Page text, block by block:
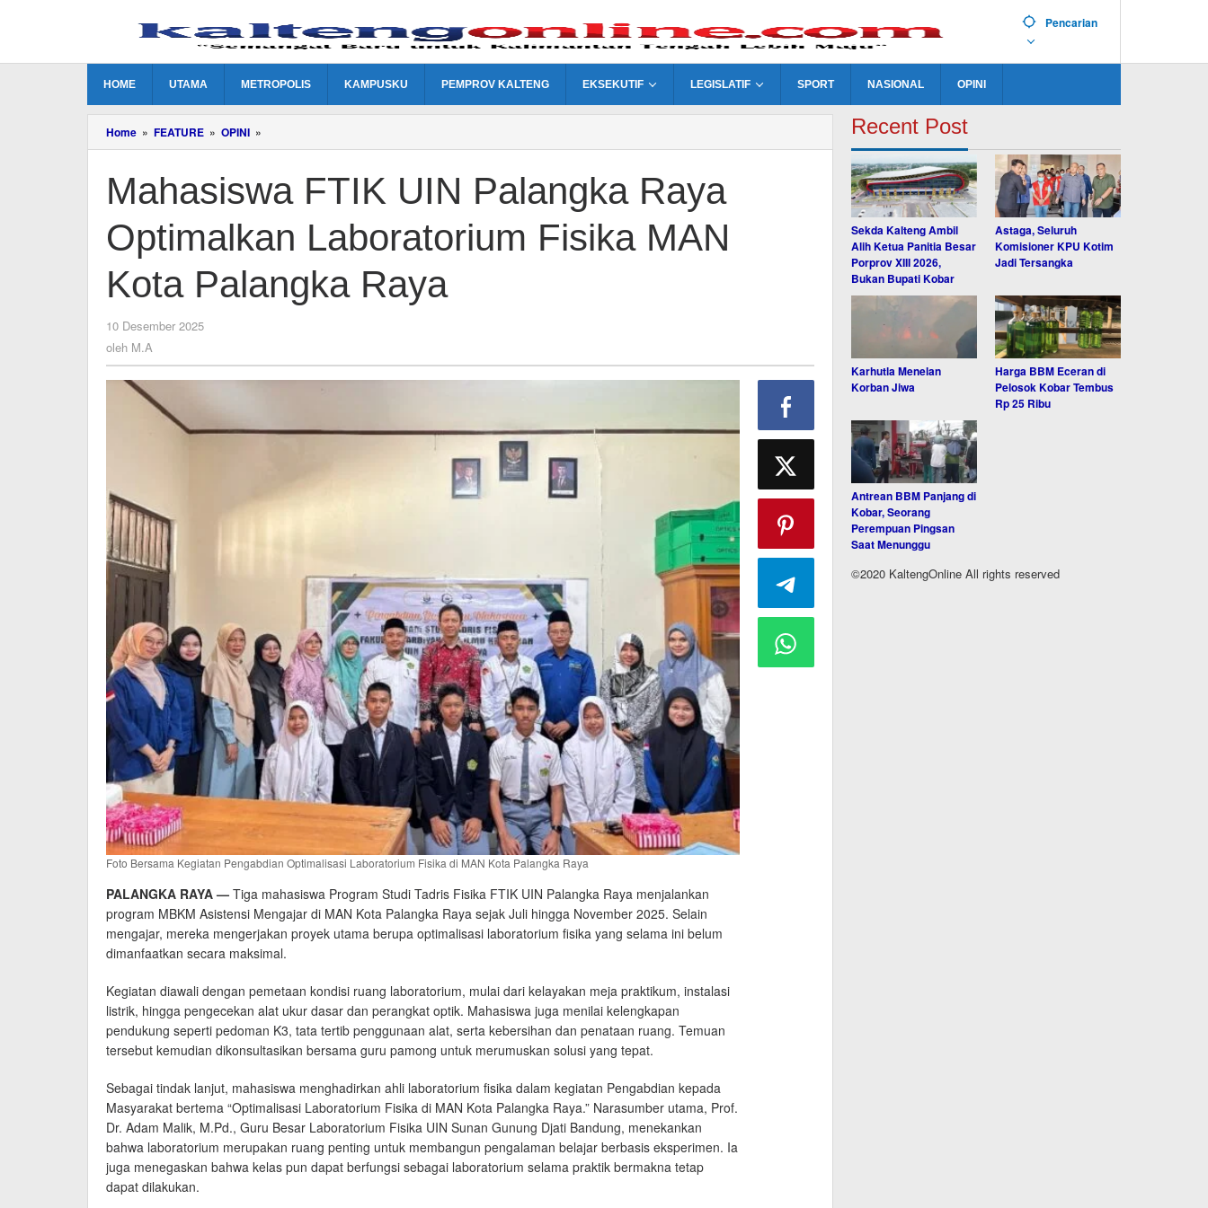
Pencarian
HOME UTAMA METROPOLIS KAMPUSKU PEMPROV KALTENG EKSEKUTIF LEGISLATIF SPORT NASIONAL OPINI
Home » FEATURE » OPINI »
FTIK
Palangka
Raya
Laboratorium
Fisika
Kota
Palangka
Mahasiswa FTIK UIN Palangka Raya
Optimalkan Laboratorium Fisika MAN
Kota Palangka Raya
10 Desember 2025
oleh M.A
Foto Bersama Kegiatan Pengabdian Optimalisasi Laboratorium Fisika di MAN Kota Palangka Raya
PALANGKA RAYA — Tiga mahasiswa Program Studi Tadris Fisika FTIK UIN Palangka Raya menjalankan
program MBKM Asistensi Mengajar di MAN Kota Palangka Raya sejak Juli hingga November 2025. Selain
mengajar, mereka mengerjakan proyek utama berupa optimalisasi laboratorium fisika yang selama ini belum
dimanfaatkan secara maksimal.
Kegiatan diawali dengan pemetaan kondisi ruang laboratorium, mulai dari kelayakan meja praktikum, instalasi
listrik, hingga pengecekan alat ukur dasar dan perangkat optik. Mahasiswa juga menilai kelengkapan
pendukung seperti pedoman K3, tata tertib penggunaan alat, serta kebersihan dan penataan ruang. Temuan
tersebut kemudian dikonsultasikan bersama guru pamong untuk merumuskan solusi yang tepat.
Sebagai tindak lanjut, mahasiswa menghadirkan ahli laboratorium fisika dalam kegiatan Pengabdian kepada
Masyarakat bertema “Optimalisasi Laboratorium Fisika di MAN Kota Palangka Raya.” Narasumber utama, Prof.
Dr. Adam Malik, M.Pd., Guru Besar Laboratorium Fisika UIN Sunan Gunung Djati Bandung, menekankan
bahwa laboratorium merupakan ruang penting untuk membangun pengalaman belajar berbasis eksperimen. Ia
juga menegaskan bahwa kelas pun dapat berfungsi sebagai laboratorium selama praktik bermakna tetap
dapat dilakukan.
Recent Post
Sekda Kalteng Ambil
Alih Ketua Panitia Besar
Porprov XIII 2026,
Bukan Bupati Kobar
Astaga, Seluruh
Komisioner KPU Kotim
Jadi Tersangka
Karhutla Menelan
Korban Jiwa
Harga BBM Eceran di
Pelosok Kobar Tembus
Rp 25 Ribu
Antrean BBM Panjang di
Kobar, Seorang
Perempuan Pingsan
Saat Menunggu
©2020 KaltengOnline All rights reserved